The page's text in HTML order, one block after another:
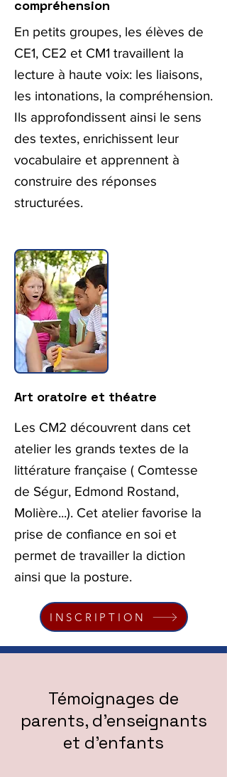
compréhension
En petits groupes, les élèves de
CE1, CE2 et CM1 travaillent la
lecture à haute voix: les liaisons,
les intonations, la compréhension.
Ils approfondissent ainsi le sens
des textes, enrichissent leur
vocabulaire et apprennent à
construire des réponses
structurées.
Art oratoire et théatre
Les CM2 découvrent dans cet
atelier les grands textes de la
littérature française ( Comtesse
de Ségur, Edmond Rostand,
Molière...). Cet atelier favorise la
prise de confiance en soi et
permet de travailler la diction
ainsi que la posture.
INSCRIPTION
Témoignages de
parents, d'enseignants
et d'enfants